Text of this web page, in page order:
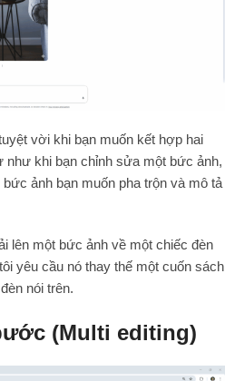
vời khi bạn muốn kết hợp hai
khi bạn chỉnh sửa một bức ảnh,
ảnh bạn muốn pha trộn và mô tả
lên một bức ảnh về một chiếc đèn
yêu cầu nó thay thế một cuốn sách
nói trên.
(Multi editing)